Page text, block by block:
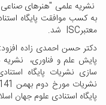
نشریه علمی "هنرهای صناعی
به کسب موافقت پایگاه
معتبرISC شد.
دکتر حسن احمدی زاده
پایش علم و فناوری، نشریه
پایگاه استنادی علوم جهان